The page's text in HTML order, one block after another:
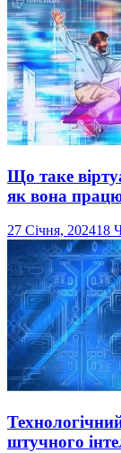
Що таке
як вона
27 Січня, 202418
штучного